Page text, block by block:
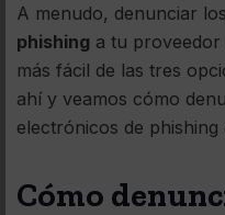
A menudo, denunciar
phishing a tu
más fácil de las tres
ahí y veamos cómo
electrónicos de
Cómo